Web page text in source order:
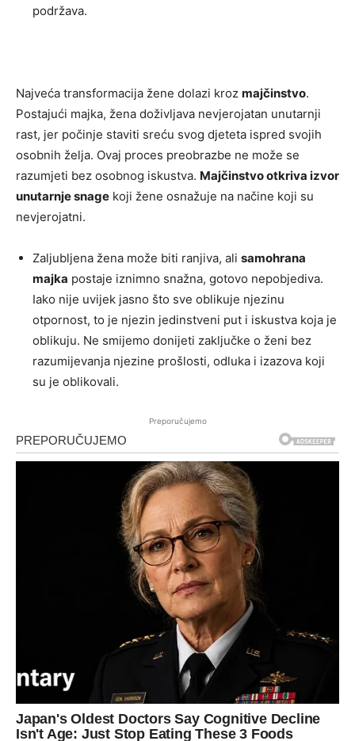
podržava.
Najveća transformacija žene dolazi kroz majčinstvo.
Postajući majka, žena doživljava nevjerojatan unutarnji
rast, jer počinje staviti sreću svog djeteta ispred svojih
osobnih želja. Ovaj proces preobrazbe ne može se
razumjeti bez osobnog iskustva. Majčinstvo otkriva izvor
unutarnje snage koji žene osnažuje na načine koji su
nevjerojatni.
Zaljubljena žena može biti ranjiva, ali samohrana
majka postaje iznimno snažna, gotovo nepobjediva.
Iako nije uvijek jasno što sve oblikuje njezinu
otpornost, to je njezin jedinstveni put i iskustva koja je
oblikuju. Ne smijemo donijeti zaključke o ženi bez
razumijevanja njezine prošlosti, odluka i izazova koji
su je oblikovali.
Preporučujemo